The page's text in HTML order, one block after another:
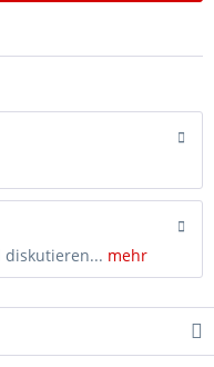
diskutieren... mehr